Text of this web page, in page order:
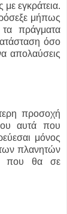
με εγκράτεια.
μήπως
τα πράγματα
όσο
απολαύσεις
προσοχή
αυτά που
μόνος
πλανητών
που θα σε